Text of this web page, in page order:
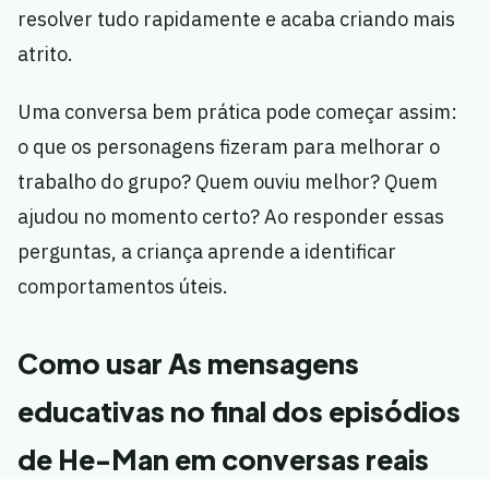
resolver tudo rapidamente e acaba criando mais
atrito.
Uma conversa bem prática pode começar assim:
o que os personagens fizeram para melhorar o
trabalho do grupo? Quem ouviu melhor? Quem
ajudou no momento certo? Ao responder essas
perguntas, a criança aprende a identificar
comportamentos úteis.
Como usar As mensagens
educativas no final dos episódios
de He-Man em conversas reais